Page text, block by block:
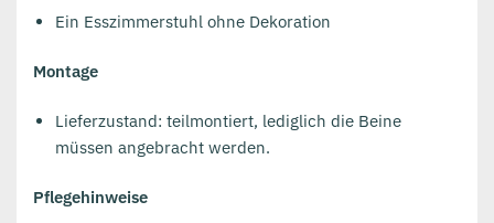
Ein Esszimmerstuhl ohne Dekoration
Montage
Lieferzustand: teilmontiert, lediglich die Beine
müssen angebracht werden.
Pflegehinweise